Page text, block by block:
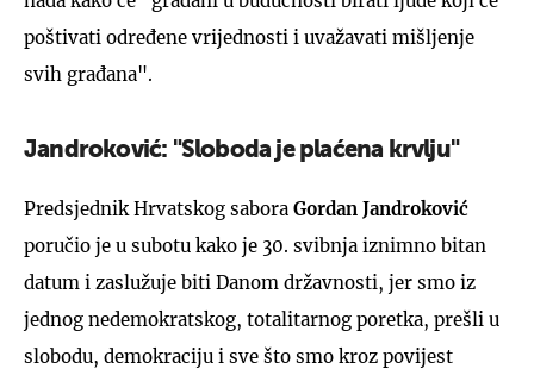
poštivati određene vrijednosti i uvažavati mišljenje
svih građana".
Jandroković: "Sloboda je plaćena krvlju"
Predsjednik Hrvatskog sabora Gordan Jandroković
poručio je u subotu kako je 30. svibnja iznimno bitan
datum i zaslužuje biti Danom državnosti, jer smo iz
jednog nedemokratskog, totalitarnog poretka, prešli u
slobodu, demokraciju i sve što smo kroz povijest